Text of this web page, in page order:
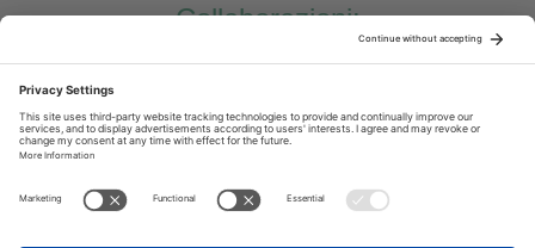
Collaborazioni: